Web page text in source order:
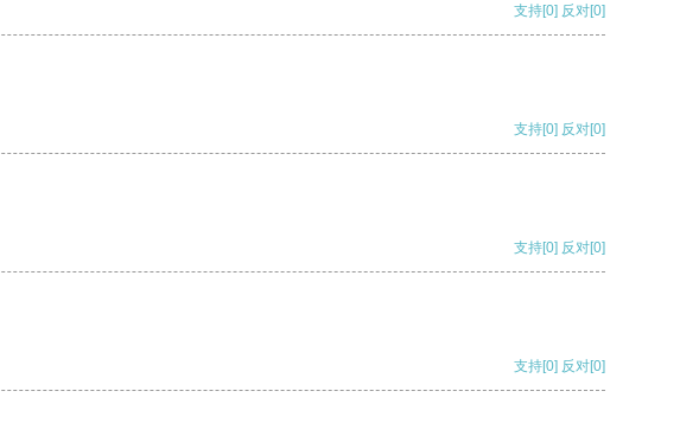
支持[0] 反对[0]
支持[0] 反对[0]
支持[0] 反对[0]
支持[0] 反对[0]